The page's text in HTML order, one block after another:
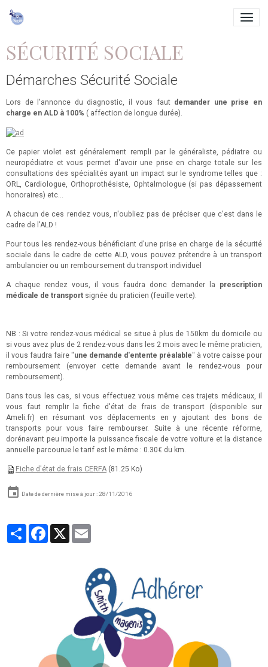
SÉCURITÉ SOCIALE
Démarches Sécurité Sociale
Lors de l'annonce du diagnostic, il vous faut demander une prise en
charge en ALD à 100% ( affection de longue durée).
Ce papier violet est généralement rempli par le généraliste, pédiatre ou
neuropédiatre et vous permet d'avoir une prise en charge totale sur les
consultations des spécialités ayant un impact sur le syndrome telles que :
ORL, Cardiologue, Orthoprothésiste, Ophtalmologue (si pas dépassement
honoraires) etc...
A chacun de ces rendez vous, n'oubliez pas de préciser que c'est dans le
cadre de l'ALD !
Pour tous les rendez-vous bénéficiant d'une prise en charge de la sécurité
sociale dans le cadre de cette ALD, vous pouvez prétendre à un transport
ambulancier ou un remboursement du transport individuel
A chaque rendez vous, il vous faudra donc demander la prescription
médicale de transport signée du praticien (feuille verte).
NB : Si votre rendez-vous médical se situe à plus de 150km du domicile ou
si vous avez plus de 2 rendez-vous dans les 2 mois avec le même praticien,
il vous faudra faire "une demande d'entente préalable" à votre caisse pour
remboursement (envoyer cette demande avant le rendez-vous pour
remboursement).
Dans tous les cas, si vous effectuez vous même ces trajets médicaux, il
vous faut remplir la fiche d'état de frais de transport (disponible sur
Ameli.fr) en résumant vos déplacements en y ajoutant des bons de
transports pour vous faire rembourser. Suite à une récente réforme,
dorénavant peu importe la puissance fiscale de votre voiture et la distance
annuelle parcourue le tarif est le même : 0.30€ du km.
Fiche d'état de frais CERFA (81.25 Ko)
Date de dernière mise à jour : 28/11/2016
PartagerFacebook
X